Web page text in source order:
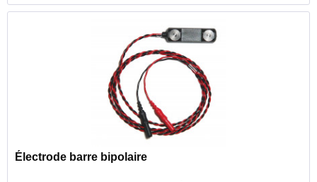
Électrode barre bipolaire